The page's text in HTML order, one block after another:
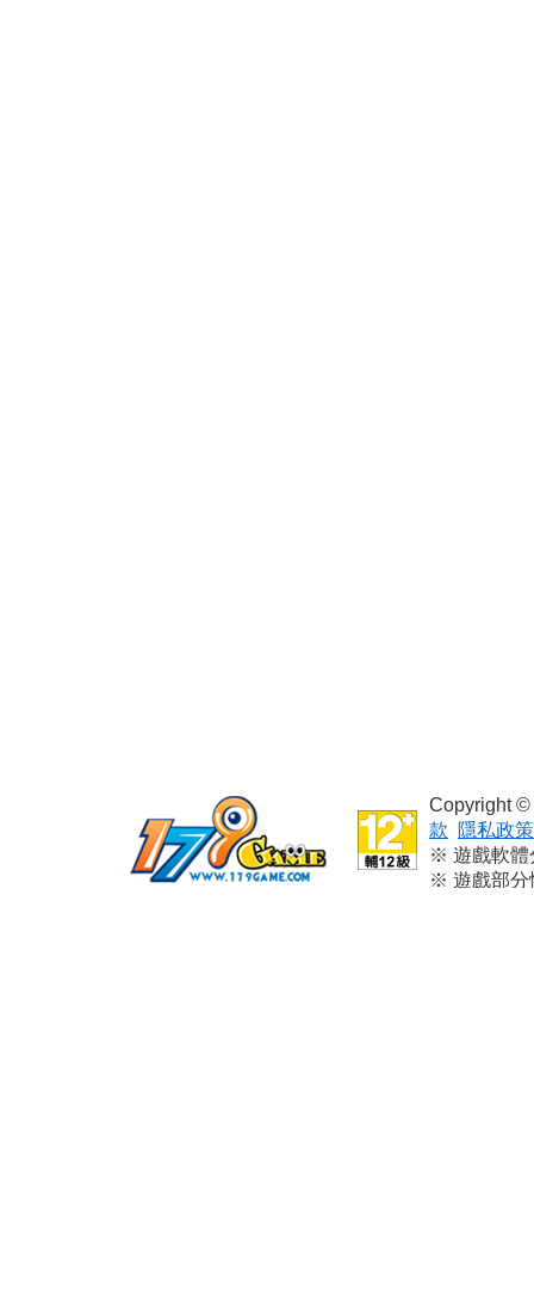
Copyright
款
隱私政策
※ 遊戲軟體
※ 遊戲部分